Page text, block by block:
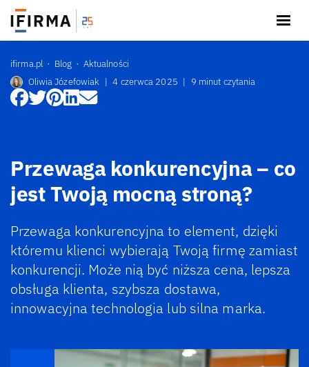
ifirma.pl Blog
Aktualności
Oliwia Józefowiak | 4 czerwca 2025 | 9 minut czytania
Przewaga konkurencyjna – co
jest Twoją mocną stroną?
Przewaga konkurencyjna to element, dzięki
któremu klienci wybierają Twoją firmę zamiast
konkurencji. Może nią być niższa cena, lepsza
obsługa klienta, szybsza dostawa,
innowacyjna technologia lub silna marka.